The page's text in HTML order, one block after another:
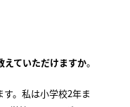
ていただけますか。
。私は小学校2年ま